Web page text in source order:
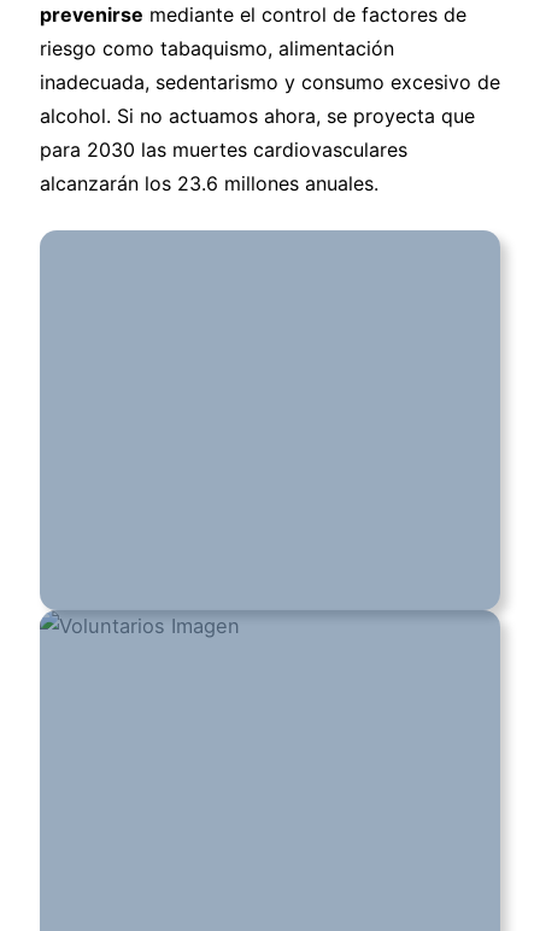
prevenirse mediante el control de factores de
riesgo como tabaquismo, alimentación
inadecuada, sedentarismo y consumo excesivo de
alcohol. Si no actuamos ahora, se proyecta que
para 2030 las muertes cardiovasculares
alcanzarán los 23.6 millones anuales.